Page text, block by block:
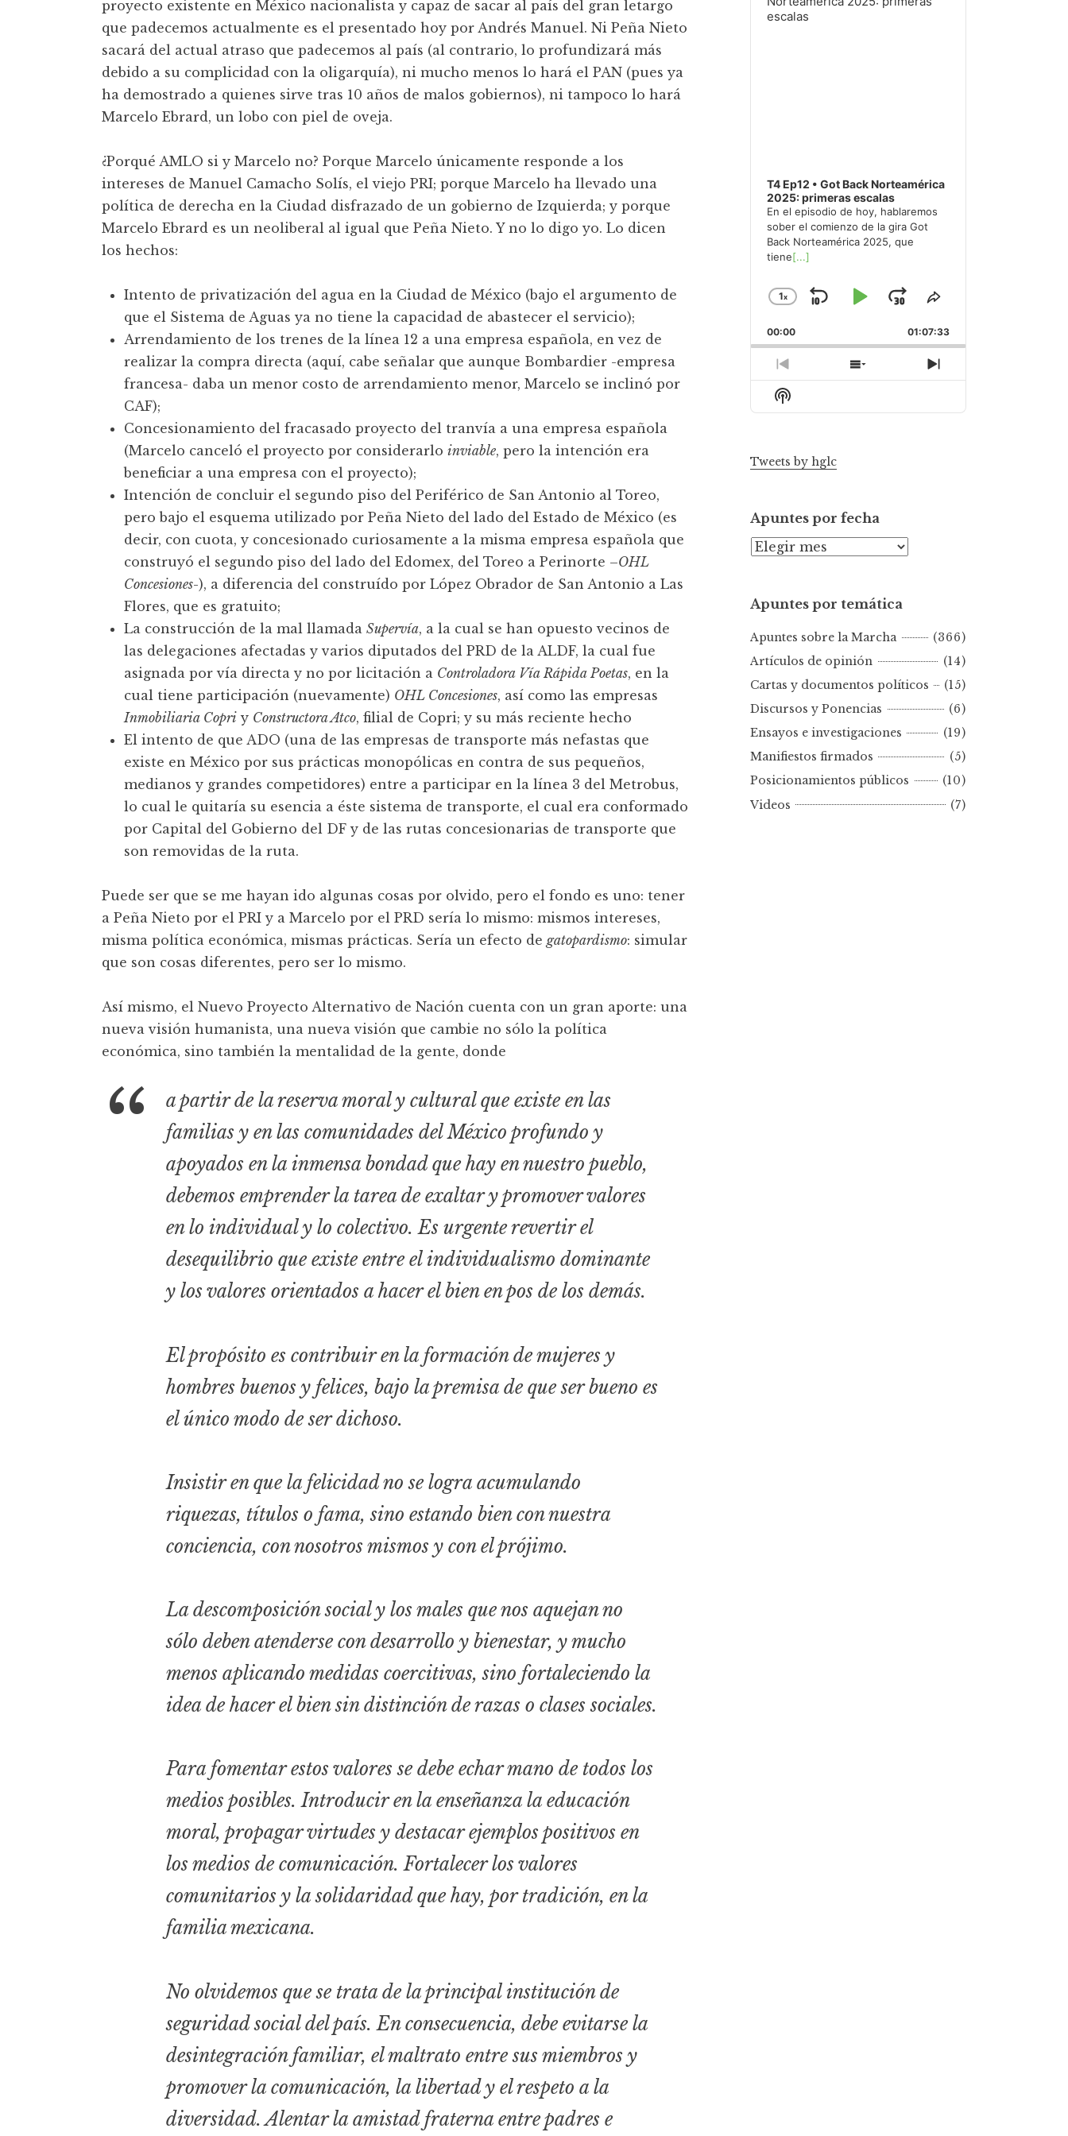
proyecto existente en México nacionalista y capaz de sacar al país del gran letargo
que padecemos actualmente es el presentado hoy por Andrés Manuel. Ni Peña Nieto
sacará del actual atraso que padecemos al país (al contrario, lo profundizará más
debido a su complicidad con la oligarquía), ni mucho menos lo hará el PAN (pues ya
ha demostrado a quienes sirve tras 10 años de malos gobiernos), ni tampoco lo hará
Marcelo Ebrard, un lobo con piel de oveja.
¿Porqué AMLO si y Marcelo no? Porque Marcelo únicamente responde a los
intereses de Manuel Camacho Solís, el viejo PRI; porque Marcelo ha llevado una
política de derecha en la Ciudad disfrazado de un gobierno de Izquierda; y porque
Marcelo Ebrard es un neoliberal al igual que Peña Nieto. Y no lo digo yo. Lo dicen
los hechos:
Intento de privatización del agua en la Ciudad de México (bajo el argumento de
que el Sistema de Aguas ya no tiene la capacidad de abastecer el servicio);
Arrendamiento de los trenes de la línea 12 a una empresa española, en vez de
realizar la compra directa (aquí, cabe señalar que aunque Bombardier -empresa
francesa- daba un menor costo de arrendamiento menor, Marcelo se inclinó por
CAF);
Concesionamiento del fracasado proyecto del tranvía a una empresa española
(Marcelo canceló el proyecto por considerarlo inviable, pero la intención era
beneficiar a una empresa con el proyecto);
Intención de concluir el segundo piso del Periférico de San Antonio al Toreo,
pero bajo el esquema utilizado por Peña Nieto del lado del Estado de México (es
decir, con cuota, y concesionado curiosamente a la misma empresa española que
construyó el segundo piso del lado del Edomex, del Toreo a Perinorte –OHL
Concesiones-), a diferencia del construído por López Obrador de San Antonio a Las
Flores, que es gratuito;
La construcción de la mal llamada Supervía, a la cual se han opuesto vecinos de
las delegaciones afectadas y varios diputados del PRD de la ALDF, la cual fue
asignada por vía directa y no por licitación a Controladora Vía Rápida Poetas, en la
cual tiene participación (nuevamente) OHL Concesiones, así como las empresas
Inmobiliaria Copri y Constructora Atco, filial de Copri; y su más reciente hecho
El intento de que ADO (una de las empresas de transporte más nefastas que
existe en México por sus prácticas monopólicas en contra de sus pequeños,
medianos y grandes competidores) entre a participar en la línea 3 del Metrobus,
lo cual le quitaría su esencia a éste sistema de transporte, el cual era conformado
por Capital del Gobierno del DF y de las rutas concesionarias de transporte que
son removidas de la ruta.
Puede ser que se me hayan ido algunas cosas por olvido, pero el fondo es uno: tener
a Peña Nieto por el PRI y a Marcelo por el PRD sería lo mismo: mismos intereses,
misma política económica, mismas prácticas. Sería un efecto de gatopardismo: simular
que son cosas diferentes, pero ser lo mismo.
Así mismo, el Nuevo Proyecto Alternativo de Nación cuenta con un gran aporte: una
nueva visión humanista, una nueva visión que cambie no sólo la política
económica, sino también la mentalidad de la gente, donde
a partir de la reserva moral y cultural que existe en las
familias y en las comunidades del México profundo y
apoyados en la inmensa bondad que hay en nuestro pueblo,
debemos emprender la tarea de exaltar y promover valores
en lo individual y lo colectivo. Es urgente revertir el
desequilibrio que existe entre el individualismo dominante
y los valores orientados a hacer el bien en pos de los demás.
El propósito es contribuir en la formación de mujeres y
hombres buenos y felices, bajo la premisa de que ser bueno es
el único modo de ser dichoso.
Insistir en que la felicidad no se logra acumulando
riquezas, títulos o fama, sino estando bien con nuestra
conciencia, con nosotros mismos y con el prójimo.
La descomposición social y los males que nos aquejan no
sólo deben atenderse con desarrollo y bienestar, y mucho
menos aplicando medidas coercitivas, sino fortaleciendo la
idea de hacer el bien sin distinción de razas o clases sociales.
Para fomentar estos valores se debe echar mano de todos los
medios posibles. Introducir en la enseñanza la educación
moral, propagar virtudes y destacar ejemplos positivos en
los medios de comunicación. Fortalecer los valores
comunitarios y la solidaridad que hay, por tradición, en la
familia mexicana.
No olvidemos que se trata de la principal institución de
seguridad social del país. En consecuencia, debe evitarse la
desintegración familiar, el maltrato entre sus miembros y
promover la comunicación, la libertad y el respeto a la
diversidad. Alentar la amistad fraterna entre padres e
T4 Ep12 • Got Back Norteamérica
2025: primeras escalas
En el episodio de hoy, hablaremos
sober el comienzo de la gira Got
Back Norteamérica 2025, que
tiene[...]
Change
Rate
1x
Skip
Backward
Play
Pause
Jump
Forward
Share
Episode
00:00 01:07:33
Previous
Episode
Show
Episodes
Next
Episode
Show
Podcast
Tweets by hglc
Apuntes por fecha
A
n
e
s
p
f
e
c
a
Apuntes por temática
Apuntes sobre la Marcha
(366)
Artículos de opinión
(14)
Cartas y documentos políticos
(15)
Discursos y Ponencias
(6)
Ensayos e investigaciones
(19)
Manifiestos firmados
(5)
Posicionamientos públicos
(10)
Videos
(7)